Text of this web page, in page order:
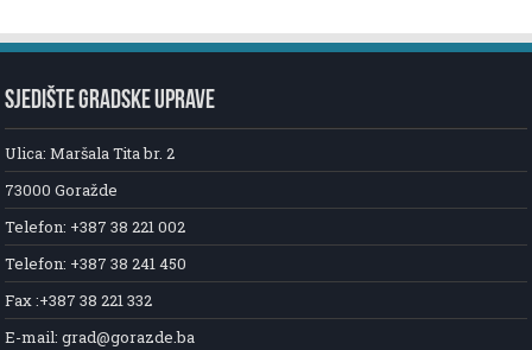
SJEDIŠTE GRADSKE UPRAVE
Ulica: Maršala Tita br. 2
73000 Goražde
Telefon: +387 38 221 002
Telefon: +387 38 241 450
Fax :+387 38 221 332
E-mail: grad@gorazde.ba